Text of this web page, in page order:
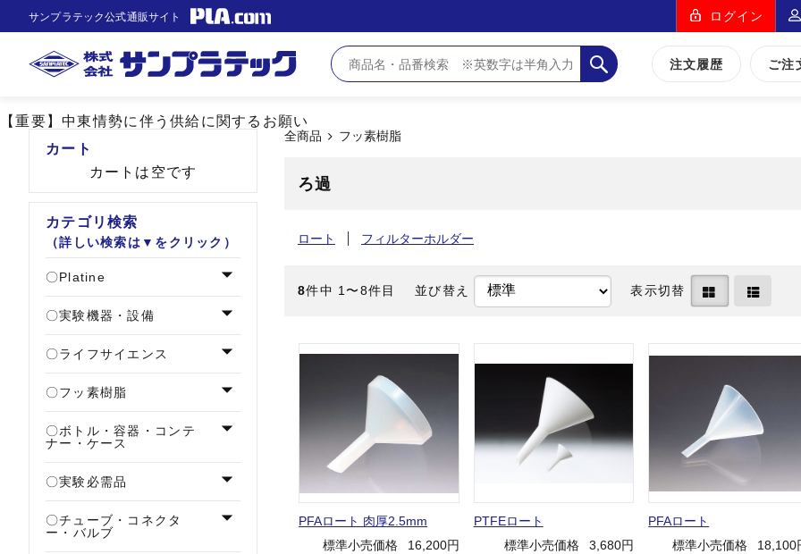
【重要】中東情勢に伴う供給に関するお願い
サンプラテック公式通販サイト ログイン
注文履歴 ご注
全商品 フッ素樹脂
ろ過
ロート フィルターホルダー
8件中 1〜8件目 並び替え 表示切替
PFAロート 肉厚2.5mm
標準小売価格
16,200円
PTFEロート
標準小売価格
3,680円
PFAロート
標準小売価格
18,100
カート
カートは空です
カテゴリ検索
（詳しい検索は▼をクリック）
Platine
実験機器・設備
ライフサイエンス
フッ素樹脂
ボトル・容器・コンテ
ナー・ケース
実験必需品
チューブ・コネクタ
ー・バルブ